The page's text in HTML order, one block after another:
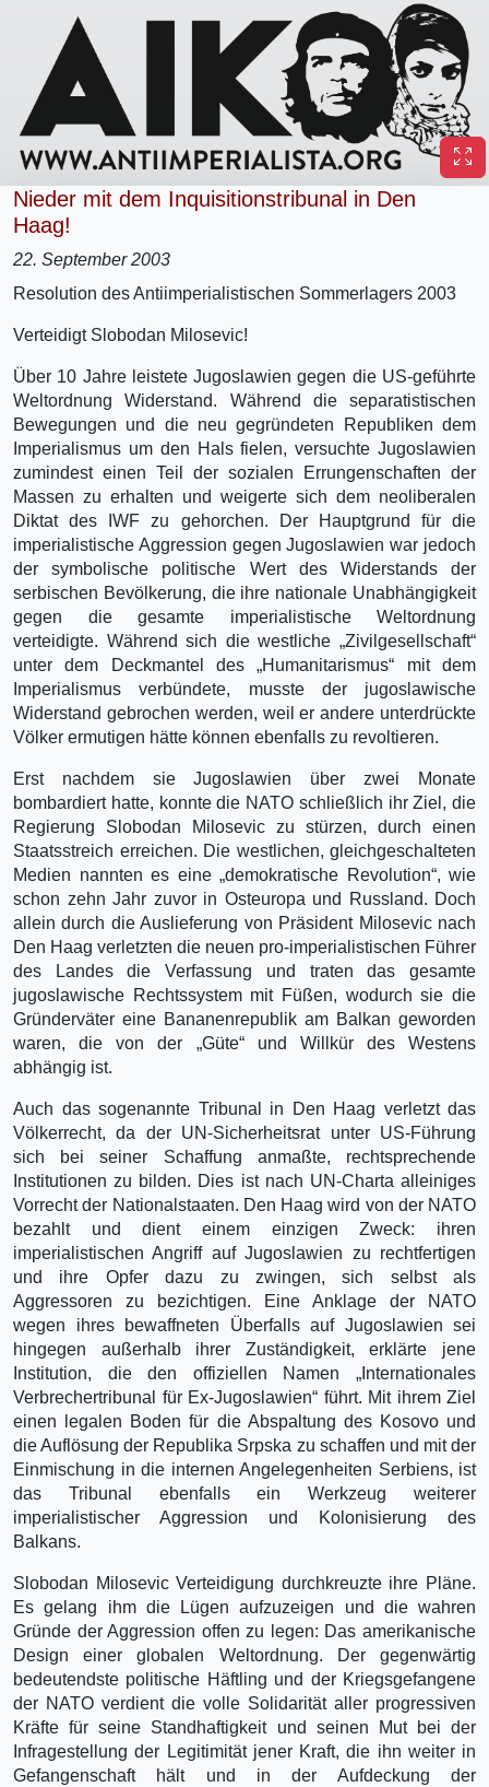
Nieder mit dem Inquisitionstribunal in Den
Haag!
22. September 2003
Resolution des Antiimperialistischen Sommerlagers 2003
Verteidigt Slobodan Milosevic!
Über 10 Jahre leistete Jugoslawien gegen die US-geführte
Weltordnung Widerstand. Während die separatistischen
Bewegungen und die neu gegründeten Republiken dem
Imperialismus um den Hals fielen, versuchte Jugoslawien
zumindest einen Teil der sozialen Errungenschaften der
Massen zu erhalten und weigerte sich dem neoliberalen
Diktat des IWF zu gehorchen. Der Hauptgrund für die
imperialistische Aggression gegen Jugoslawien war jedoch
der symbolische politische Wert des Widerstands der
serbischen Bevölkerung, die ihre nationale Unabhängigkeit
gegen die gesamte imperialistische Weltordnung
verteidigte. Während sich die westliche „Zivilgesellschaft“
unter dem Deckmantel des „Humanitarismus“ mit dem
Imperialismus verbündete, musste der jugoslawische
Widerstand gebrochen werden, weil er andere unterdrückte
Völker ermutigen hätte können ebenfalls zu revoltieren.
Erst nachdem sie Jugoslawien über zwei Monate
bombardiert hatte, konnte die NATO schließlich ihr Ziel, die
Regierung Slobodan Milosevic zu stürzen, durch einen
Staatsstreich erreichen. Die westlichen, gleichgeschalteten
Medien nannten es eine „demokratische Revolution“, wie
schon zehn Jahr zuvor in Osteuropa und Russland. Doch
allein durch die Auslieferung von Präsident Milosevic nach
Den Haag verletzten die neuen pro-imperialistischen Führer
des Landes die Verfassung und traten das gesamte
jugoslawische Rechtssystem mit Füßen, wodurch sie die
Gründerväter eine Bananenrepublik am Balkan geworden
waren, die von der „Güte“ und Willkür des Westens
abhängig ist.
Auch das sogenannte Tribunal in Den Haag verletzt das
Völkerrecht, da der UN-Sicherheitsrat unter US-Führung
sich bei seiner Schaffung anmaßte, rechtsprechende
Institutionen zu bilden. Dies ist nach UN-Charta alleiniges
Vorrecht der Nationalstaaten. Den Haag wird von der NATO
bezahlt und dient einem einzigen Zweck: ihren
imperialistischen Angriff auf Jugoslawien zu rechtfertigen
und ihre Opfer dazu zu zwingen, sich selbst als
Aggressoren zu bezichtigen. Eine Anklage der NATO
wegen ihres bewaffneten Überfalls auf Jugoslawien sei
hingegen außerhalb ihrer Zuständigkeit, erklärte jene
Institution, die den offiziellen Namen „Internationales
Verbrechertribunal für Ex-Jugoslawien“ führt. Mit ihrem Ziel
einen legalen Boden für die Abspaltung des Kosovo und
die Auflösung der Republika Srpska zu schaffen und mit der
Einmischung in die internen Angelegenheiten Serbiens, ist
das Tribunal ebenfalls ein Werkzeug weiterer
imperialistischer Aggression und Kolonisierung des
Balkans.
Slobodan Milosevic Verteidigung durchkreuzte ihre Pläne.
Es gelang ihm die Lügen aufzuzeigen und die wahren
Gründe der Aggression offen zu legen: Das amerikanische
Design einer globalen Weltordnung. Der gegenwärtig
bedeutendste politische Häftling und der Kriegsgefangene
der NATO verdient die volle Solidarität aller progressiven
Kräfte für seine Standhaftigkeit und seinen Mut bei der
Infragestellung der Legitimität jener Kraft, die ihn weiter in
Gefangenschaft hält und in der Aufdeckung der